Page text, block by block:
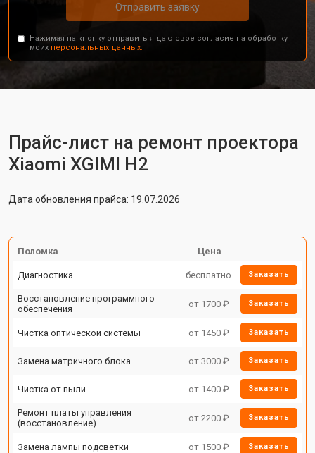
Отправить заявку
Нажимая на кнопку отправить я даю свое согласие на обработку
моих персональных данных.
Прайс-лист на ремонт проектора
Xiaomi XGIMI H2
Дата обновления прайса: 19.07.2026
Поломка Цена
Диагностика бесплатно Заказать
Восстановление программного
обеспечения
от 1700 ₽ Заказать
Чистка оптической системы от 1450 ₽ Заказать
Замена матричного блока от 3000 ₽ Заказать
Чистка от пыли от 1400 ₽ Заказать
Ремонт платы управления
(восстановление)
от 2200 ₽ Заказать
Замена лампы подсветки от 1500 ₽ Заказать